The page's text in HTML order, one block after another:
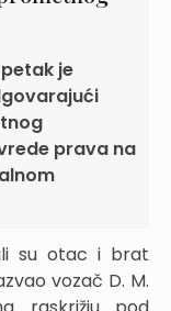
je
prava na
su otac i brat
vozač D. M.